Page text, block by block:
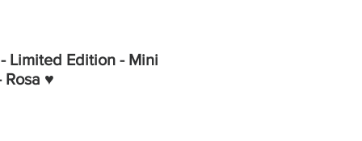
Limited Edition - Mini
Rosa ♥